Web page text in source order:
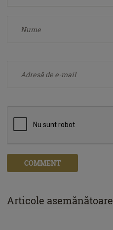
COMMENT
Articole asemănătoare